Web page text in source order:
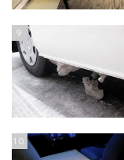
9
10